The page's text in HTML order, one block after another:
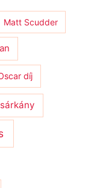
Matt Scudder
díj
sárkány